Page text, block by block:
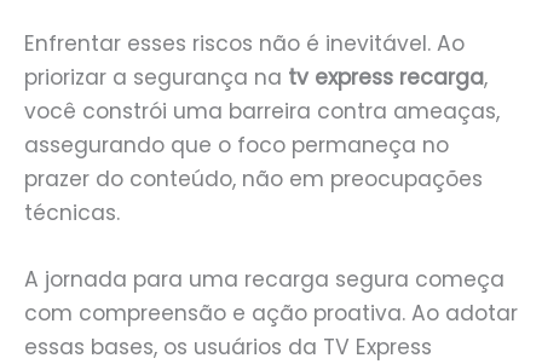
Enfrentar esses riscos não é inevitável. Ao
priorizar a segurança na tv express recarga,
você constrói uma barreira contra ameaças,
assegurando que o foco permaneça no
prazer do conteúdo, não em preocupações
técnicas.
A jornada para uma recarga segura começa
com compreensão e ação proativa. Ao adotar
essas bases, os usuários da TV Express